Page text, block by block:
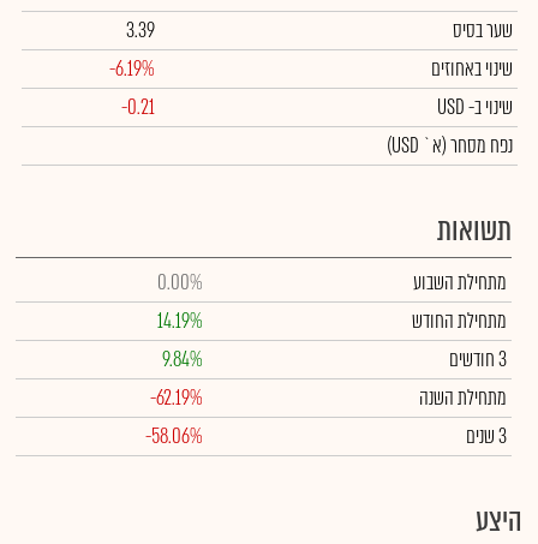
שער בסיס
3.39
שינוי באחוזים
-6.19%
שינויב- USD
-0.21
נפח מסחר(א` USD)
תשואות
מתחילת השבוע
0.00%
מתחילת החודש
14.19%
3 חודשים
9.84%
מתחילת השנה
-62.19%
3 שנים
-58.06%
היצע